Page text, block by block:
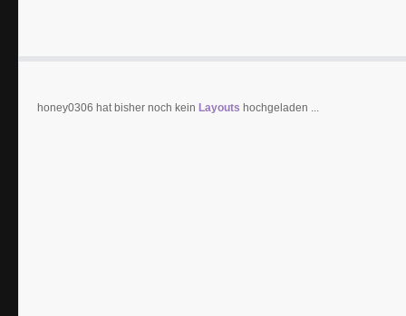
honey0306 hat bisher noch kein Layouts hochgeladen ...